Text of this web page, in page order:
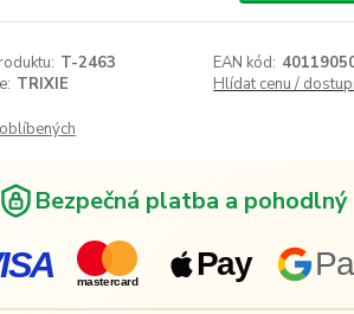
T-2463 EAN kód:
TRIXIE Hlídat cenu /
Bezpečná platba a pohodlný
mastercard Pay